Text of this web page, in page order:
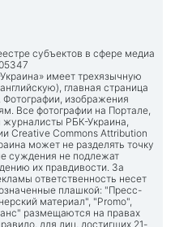
субъектов в сфере медиа
имеет трехязычную
главная страница
. Фотографии, изображения
Все фотографии на Портале,
РБК-Украина,
Creative Commons Attribution
может не разделять точку
суждения не подлежат
их правдивости. За
ответственность несет
плашкой: "Пресс-
материал", "Promo",
размещаются на правах
для лиц, достигших 21-